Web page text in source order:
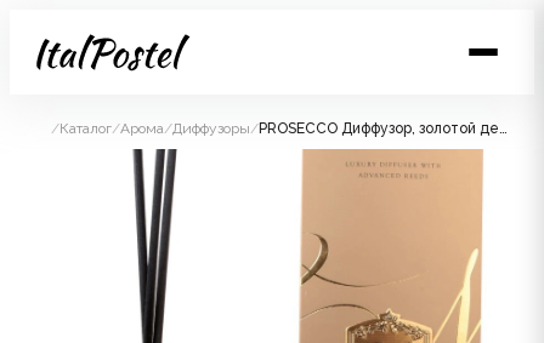
/Каталог/Арома/Диффузоры/ PROSECCO Диффузор, золотой декор, 150 мл, ВхШхД 30х10,5х10,5 см